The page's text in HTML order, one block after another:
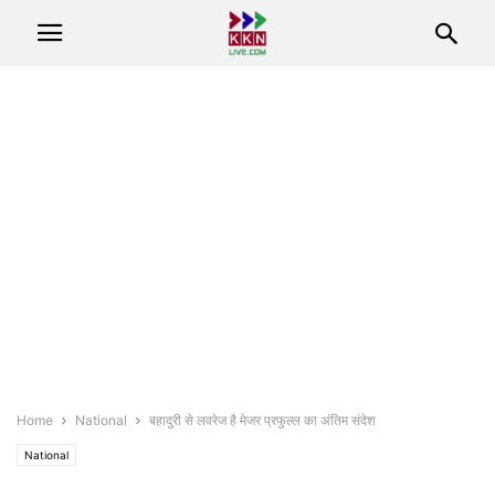
Home National बहादुरी से लवरेज है मेजर प्रफुल्ल का अंतिम संदेश
National